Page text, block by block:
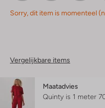
Sorry, dit item is momenteel
Vergelijkbare items
Maatadvies
Quinty is 1 meter